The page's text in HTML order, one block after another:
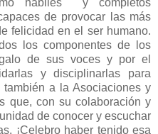
hábiles y completos
de provocar las más
felicidad en el ser humano.
los componentes de los
de sus voces y por el
y disciplinarlas para
a la Asociaciones y
que, con su colaboración y
de conocer y escuchar
¡Celebro haber tenido esa